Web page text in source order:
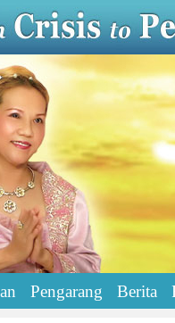
Pengarang Berita